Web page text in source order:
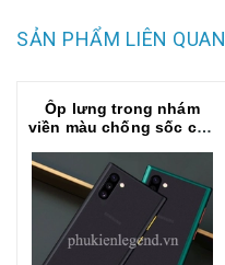
SẢN PHẨM LIÊN QUAN
Ốp lưng trong nhám
viền màu chống sốc cho
10